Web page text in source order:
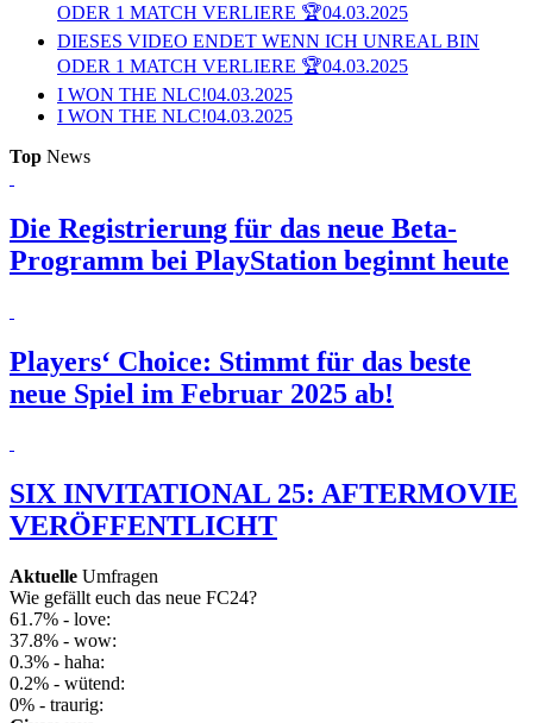
ODER 1 MATCH VERLIERE 🏆04.03.2025
DIESES VIDEO ENDET WENN ICH UNREAL BIN
ODER 1 MATCH VERLIERE 🏆04.03.2025
I WON THE NLC!04.03.2025
I WON THE NLC!04.03.2025
Top News
Die Registrierung für das neue Beta-
Programm bei PlayStation beginnt heute
Players‘ Choice: Stimmt für das beste
neue Spiel im Februar 2025 ab!
SIX INVITATIONAL 25: AFTERMOVIE
VERÖFFENTLICHT
Aktuelle Umfragen
Wie gefällt euch das neue FC24?
61.7% - love:
37.8% - wow:
0.3% - haha:
0.2% - wütend:
0% - traurig: